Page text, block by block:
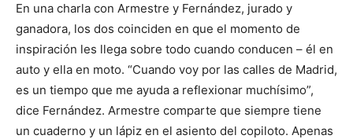
En una charla con Armestre y Fernández, jurado y
ganadora, los dos coinciden en que el momento de
inspiración les llega sobre todo cuando conducen – él en
auto y ella en moto. “Cuando voy por las calles de Madrid,
es un tiempo que me ayuda a reflexionar muchísimo”,
dice Fernández. Armestre comparte que siempre tiene
un cuaderno y un lápiz en el asiento del copiloto. Apenas